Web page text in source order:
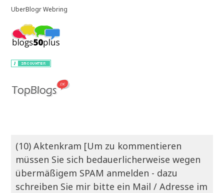
UberBlogr Webring
(10) Aktenkram [Um zu kommentieren
müssen Sie sich bedauerlicherweise wegen
übermäßigem SPAM anmelden - dazu
schreiben Sie mir bitte ein Mail / Adresse im